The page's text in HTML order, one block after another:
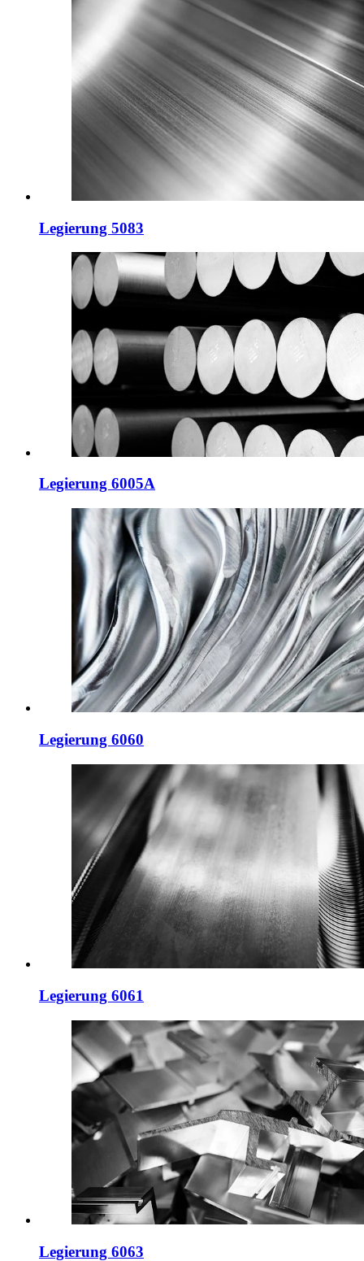
Legierung 5083
Legierung 6005A
Legierung 6060
Legierung 6061
Legierung 6063